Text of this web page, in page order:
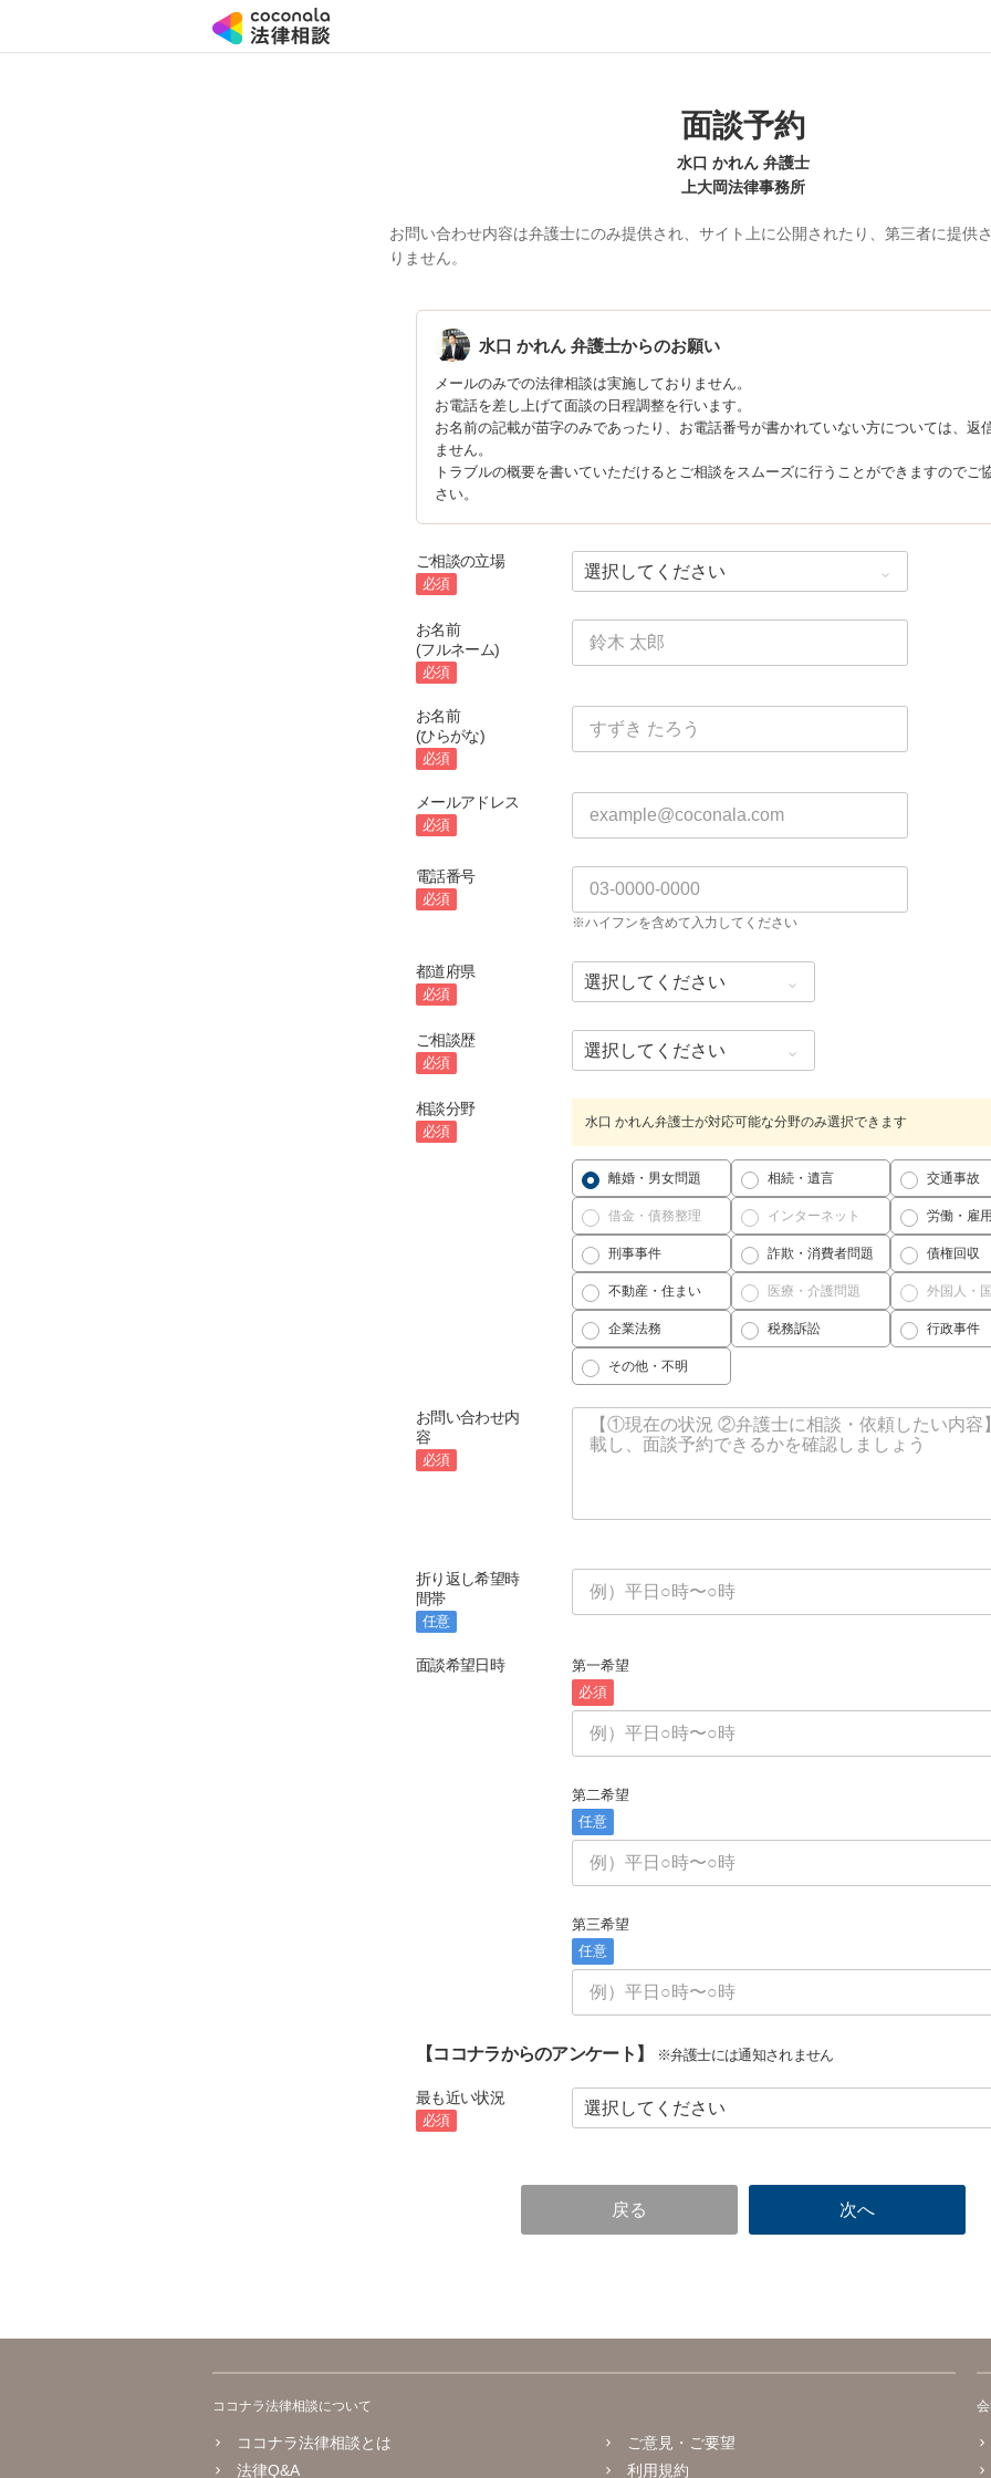
面談予約
水口 かれん 弁護士
上大岡法律事務所
お問い合わせ内容は弁護士にのみ提供され、サイト上に公開されたり、第三者に提供
りません。
水口 かれん 弁護士からのお願い
メールのみでの法律相談は実施しておりません。
お電話を差し上げて面談の日程調整を行います。
お名前の記載が苗字のみであったり、お電話番号が書かれていない方については、返
ません。
トラブルの概要を書いていただけるとご相談をスムーズに行うことができますのでご
さい。
ご相談の立場
必須
お名前
(フルネーム)
必須
お名前
(ひらがな)
必須
メールアドレス
必須
電話番号
必須
※ハイフンを含めて入力してください
都道府県
必須
ご相談歴
必須
相談分野
必須
水口 かれん弁護士が対応可能な分野のみ選択できます
離婚・男女問題 相続・遺言 交通事故
借金・債務整理 インターネット 労働・雇用
刑事事件 詐欺・消費者問題 債権回収
不動産・住まい 医療・介護問題 外国人・
企業法務 税務訴訟 行政事件
その他・不明
お問い合わせ内
容
必須
折り返し希望時
間帯
任意
面談希望日時
第一希望
必須
第二希望
任意
第三希望
任意
【ココナラからのアンケート】 ※弁護士には通知されません
最も近い状況
必須
ココナラ法律相談について
ココナラ法律相談とは
法律Q&A
ご意見・ご要望
利用規約